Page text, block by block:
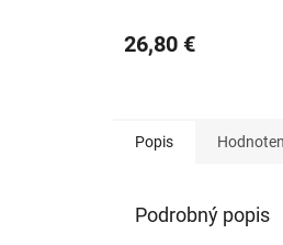
26,80 €
Popis
Podrobný popis